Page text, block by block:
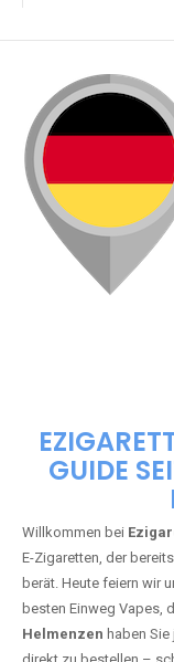
GUIDE
Willkommen bei
E-Zigaretten, der
berät. Heute feiern wir
besten Einweg Vapes,
Helmenzen haben